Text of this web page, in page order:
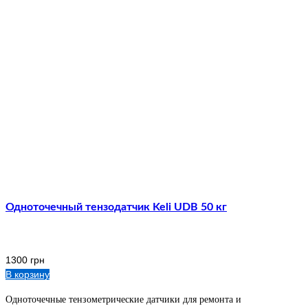
Одноточечный тензодатчик Keli UDB 50 кг
1300 грн
В корзину
Одноточечные тензометрические датчики для ремонта и